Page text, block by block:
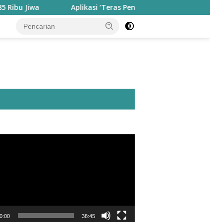
Aplikasi ‘Teras Pendidikan’ Disiapkan untuk
38:45